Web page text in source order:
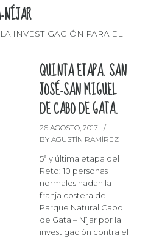
NÍJAR
INVESTIGACIÓN PARA EL
QUINTA ETAPA. SAN
JOSÉ-SAN MIGUEL
DE CABO DE GATA.
26 AGOSTO, 2017
BY AGUSTÍN RAMÍREZ
5ª y última etapa del
Reto: 10 personas
normales nadan la
franja costera del
Parque Natural Cabo
de Gata – Nïjar por la
investigación contra el